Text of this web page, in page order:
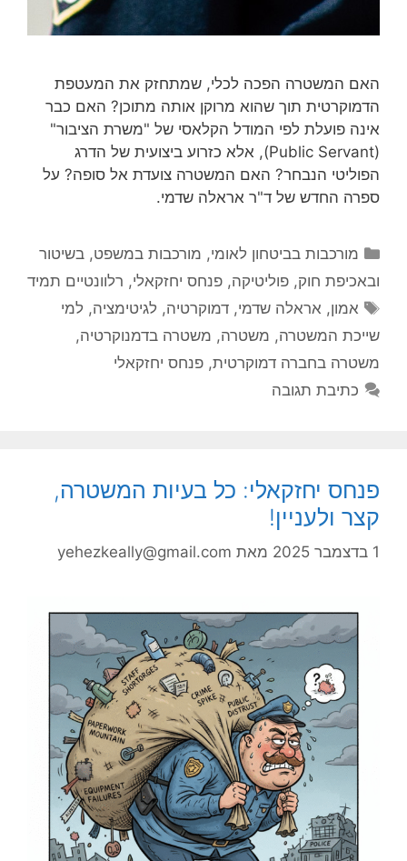
האם המשטרה הפכה לכלי, שמתחזק את המעטפת
הדמוקרטית תוך שהוא מרוקן אותה מתוכן? האם כבר
אינה פועלת לפי המודל הקלאסי של "משרת הציבור"
(Public Servant), אלא כזרוע ביצועית של הדרג
הפוליטי הנבחר? האם המשטרה צועדת אל סופה? על
ספרה החדש של ד"ר אראלה שדמי.
קטגוריות
מורכבות בביטחון לאומי, מורכבות במשפט, בשיטור
ובאכיפת חוק, פוליטיקה, פנחס יחזקאלי, רלוונטיים תמיד
תגיות
אמון, אראלה שדמי,דמוקרטיה, לגיטימציה, למי
שייכת המשטרה, משטרה, משטרה בדמנוקרטיה,
משטרה בחברה דמוקרטית, פנחס יחזקאלי
כתיבת תגובה
פנחס יחזקאלי: כל בעיות המשטרה,
קצר ולעניין!
1 בדצמבר 2025 מאת yehezkeally@gmail.com